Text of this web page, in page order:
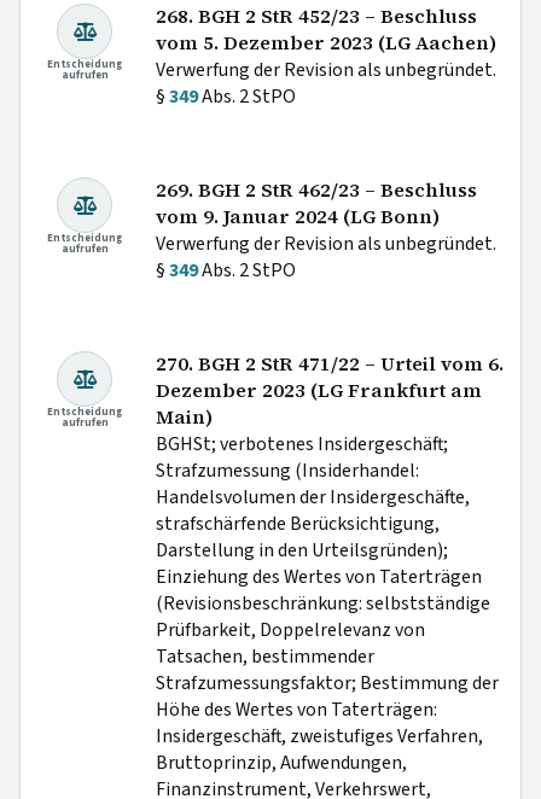
Entscheidung
aufrufen
268. BGH 2 StR 452/23 – Beschluss
vom 5. Dezember 2023 (LG Aachen)
Verwerfung der Revision als unbegründet.
§349Abs. 2 StPO
Entscheidung
aufrufen
269. BGH 2 StR 462/23 – Beschluss
vom 9. Januar 2024 (LG Bonn)
Verwerfung der Revision als unbegründet.
§349Abs. 2 StPO
Entscheidung
aufrufen
270. BGH 2 StR 471/22 – Urteil vom 6.
Dezember 2023 (LG Frankfurt am
Main)
BGHSt; verbotenes Insidergeschäft;
Strafzumessung (Insiderhandel:
Handelsvolumen der Insidergeschäfte,
strafschärfende Berücksichtigung,
Darstellung in den Urteilsgründen);
Einziehung des Wertes von Taterträgen
(Revisionsbeschränkung: selbstständige
Prüfbarkeit, Doppelrelevanz von
Tatsachen, bestimmender
Strafzumessungsfaktor; Bestimmung der
Höhe des Wertes von Taterträgen:
Insidergeschäft, zweistufiges Verfahren,
Bruttoprinzip, Aufwendungen,
Finanzinstrument, Verkehrswert,